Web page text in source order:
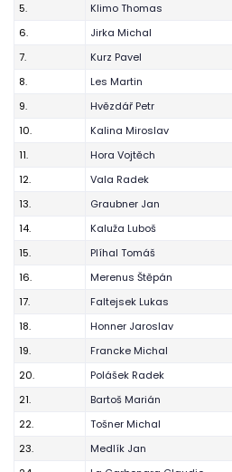
5.
Klimo Thomas
6.
Jirka Michal
7.
Kurz Pavel
8.
Les Martin
9.
Hvězdář Petr
10.
Kalina Miroslav
11.
Hora Vojtěch
12.
Vala Radek
13.
Graubner Jan
14.
Kaluža Luboš
15.
Plíhal Tomáš
16.
Merenus Štěpán
17.
Faltejsek Lukas
18.
Honner Jaroslav
19.
Francke Michal
20.
Polášek Radek
21.
Bartoš Marián
22.
Tošner Michal
23.
Medlík Jan